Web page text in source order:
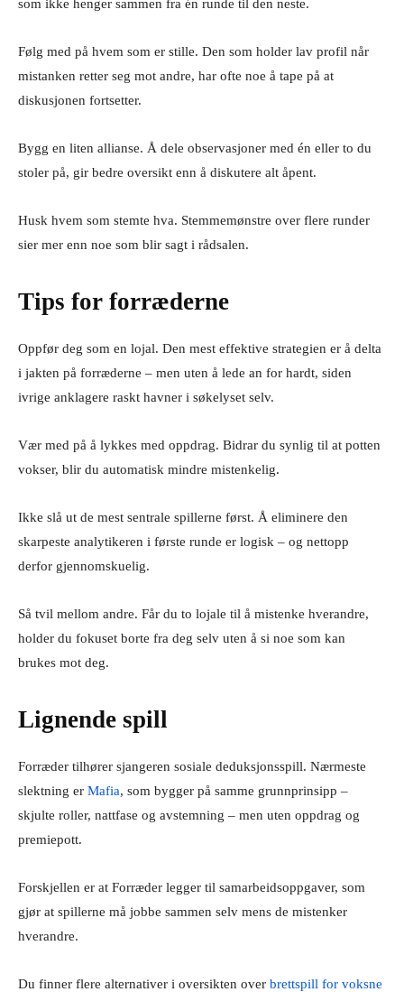
som ikke henger sammen fra én runde til den neste.
Følg med på hvem som er stille. Den som holder lav profil når
mistanken retter seg mot andre, har ofte noe å tape på at
diskusjonen fortsetter.
Bygg en liten allianse. Å dele observasjoner med én eller to du
stoler på, gir bedre oversikt enn å diskutere alt åpent.
Husk hvem som stemte hva. Stemmemønstre over flere runder
sier mer enn noe som blir sagt i rådsalen.
Tips for forræderne
Oppfør deg som en lojal. Den mest effektive strategien er å delta
i jakten på forræderne – men uten å lede an for hardt, siden
ivrige anklagere raskt havner i søkelyset selv.
Vær med på å lykkes med oppdrag. Bidrar du synlig til at potten
vokser, blir du automatisk mindre mistenkelig.
Ikke slå ut de mest sentrale spillerne først. Å eliminere den
skarpeste analytikeren i første runde er logisk – og nettopp
derfor gjennomskuelig.
Så tvil mellom andre. Får du to lojale til å mistenke hverandre,
holder du fokuset borte fra deg selv uten å si noe som kan
brukes mot deg.
Lignende spill
Forræder tilhører sjangeren sosiale deduksjonsspill. Nærmeste
slektning er Mafia, som bygger på samme grunnprinsipp –
skjulte roller, nattfase og avstemning – men uten oppdrag og
premiepott.
Forskjellen er at Forræder legger til samarbeidsoppgaver, som
gjør at spillerne må jobbe sammen selv mens de mistenker
hverandre.
Du finner flere alternativer i oversikten over brettspill for voksne